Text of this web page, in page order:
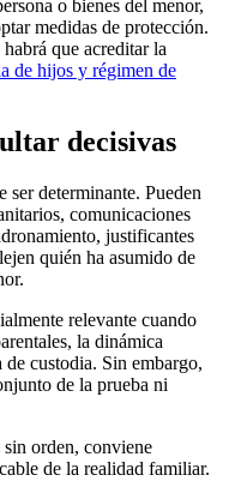
o bienes del menor,
medidas de protección.
que acreditar la
de hijos y régimen de
decisivas
ser determinante. Pueden
comunicaciones
justificantes
quién ha asumido de
relevante cuando
la dinámica
custodia. Sin embargo,
de la prueba ni
sin orden, conviene
de la realidad familiar.